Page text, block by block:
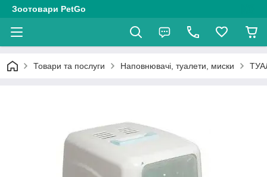
Зоотовари PetGo
Товари та послуги Наповнювачі, туалети, миски